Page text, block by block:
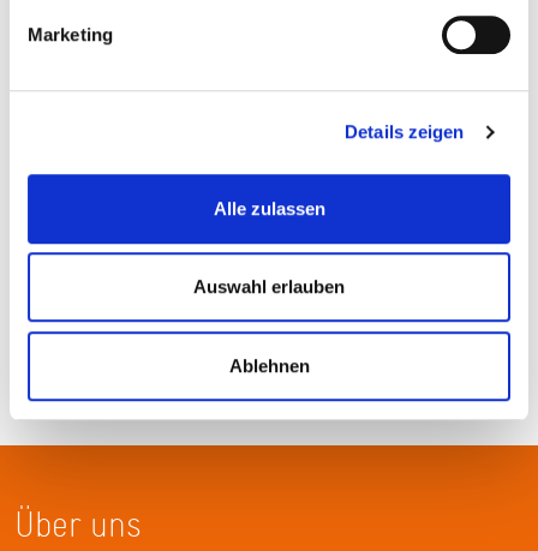
Marketing
Details zeigen
Alle zulassen
Auswahl erlauben
Ablehnen
Über uns